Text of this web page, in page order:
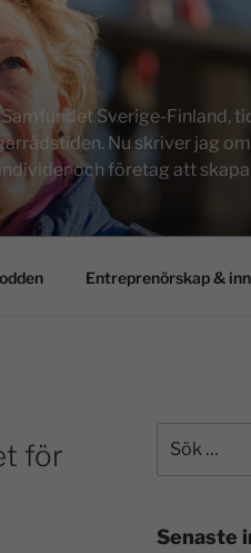
Sverige-Finland,
Nu skriver jag
och företag att
Entreprenörskap &
för
Senaste